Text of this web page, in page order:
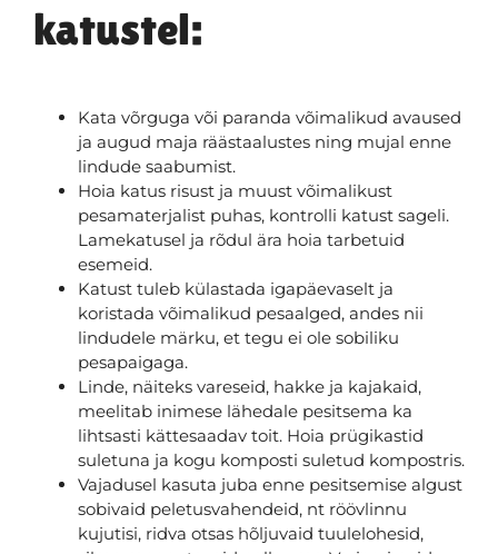
katustel:
Kata võrguga või paranda võimalikud avaused
ja augud maja räästaalustes ning mujal enne
lindude saabumist.
Hoia katus risust ja muust võimalikust
pesamaterjalist puhas, kontrolli katust sageli.
Lamekatusel ja rõdul ära hoia tarbetuid
esemeid.
Katust tuleb külastada igapäevaselt ja
koristada võimalikud pesaalged, andes nii
lindudele märku, et tegu ei ole sobiliku
pesapaigaga.
Linde, näiteks vareseid, hakke ja kajakaid,
meelitab inimese lähedale pesitsema ka
lihtsasti kättesaadav toit. Hoia prügikastid
suletuna ja kogu komposti suletud kompostris.
Vajadusel kasuta juba enne pesitsemise algust
sobivaid peletusvahendeid, nt röövlinnu
kujutisi, ridva otsas hõljuvaid tuulelohesid,